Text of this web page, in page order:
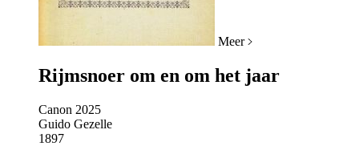
Meer
Rijmsnoer om en om het jaar
Canon 2025
Guido Gezelle
1897